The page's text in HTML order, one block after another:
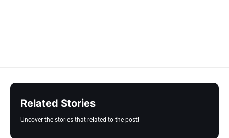
Related Stories
Uncover the stories that related to the post!